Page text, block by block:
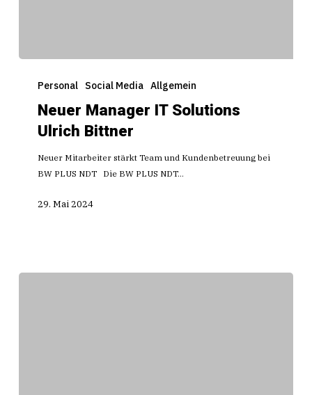
Manager
Solutions
Personal Social Media Allgemein
Neuer Manager IT Solutions
Ulrich Bittner
Neuer Mitarbeiter stärkt Team und Kundenbetreuung bei
BW PLUS NDT Die BW PLUS NDT…
29. Mai 2024